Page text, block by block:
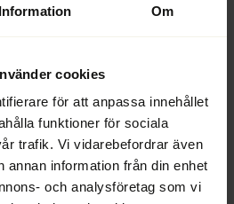
Information Om
cookies
för att anpassa innehållet
funktioner för sociala
trafik. Vi vidarebefordrar även
annan information från din enhet
och analysföretag som vi
personuppgifter?
konkursärenden
för dina
behandlar i